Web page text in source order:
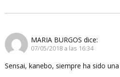
MARIA BURGOS dice:
07/05/2018 a las 16:34
Sensai, kanebo, siempre ha sido